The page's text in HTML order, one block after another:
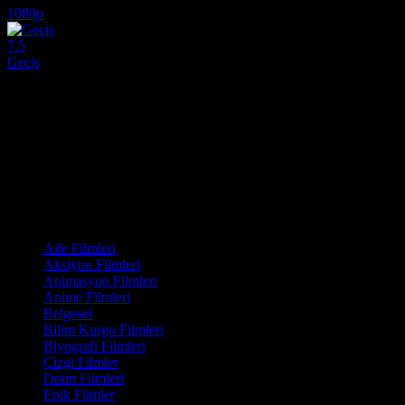
1080p
7.5
Geçiş
Aile Filmleri
Aksiyon Filmleri
Animasyon Filmleri
Anime Filmleri
Belgesel
Bilim Kurgu Filmleri
Biyografi Filmleri
Çizgi Filmler
Dram Filmleri
Epik Filmler